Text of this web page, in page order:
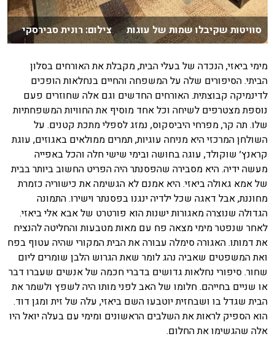
סוויטות שקיבלו שמות של עוגות צילום: רונית סבירסקי
מימי ביאזי, הנכדה של בעלי הבית, מקבלת את האורחים בסלון
הביתי. הסיפורים שלה על המשפחה והחיים בנחלאות הופכים
לדינמיקה קבוצתית. האורחים החדשים וגם אלה שחוזרים פעם
נוספת מצטרפים לשיחה וכל אחד מוסיף את החוויות המשפחתיות
שלו. תה קר, מפרחי היביסקוס, נמזג לספלי מתכת קטנים. על
השולחן המרכזי היא מניחה עוגיות, תמרים ממולאים באגוזים, עוגת
קראנץ׳ שוקולד, עוגה בחושה ובימי שישי חלה והכל באפייה
מעשה ידיה. היא מסבירה שהפסנתר היה הפריט החשוב ביותר בבית
של אמא גאולה ביאזי. היא אמנם לא הגשימה את כישוריה כזמרת
מחוננת, אבל דאגה שכל ילדיה ינגנו בפסנתר וישירו. התמונה
הגדולה שנוצרה מאגורות ישנות הוא פורטרט של אבא אלי ביאזי.
לאחר שנפטר מימי מצאה פח עם מאות מטבעות והחליטה להנציח
את דמותו. האגורה סימלה עבורה את הבית המקורי שהיה עטוף בפח
ואת המשפטים שאביה נהג לומר שאת הגרוש הלבן שומרים ליום
שחור. סיפורי נחלאות גדושים בדברי חכמה של אנשים שעברו דבר
או שניים בחייהם. חלומו של האב לפני מותו היה לשפץ ולשמר את
הבית שגדל בו ושבחזית יוטבעו השם ביאזי, עלה של זית ומגן דוד.
הוא הספיק לראות את השלבים הראשונים ומימי עם בעלה יואל היו
אלה שהגשימו את החלום.